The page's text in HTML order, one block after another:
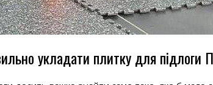
укладати плитку для підлоги